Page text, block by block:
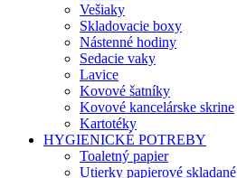
Vešiaky
Skladovacie boxy
Nástenné hodiny
Sedacie vaky
Lavice
Kovové šatníky
Kovové kancelárske skrine
Kartotéky
HYGIENICKÉ POTREBY
Toaletný papier
Utierky papierové skladané